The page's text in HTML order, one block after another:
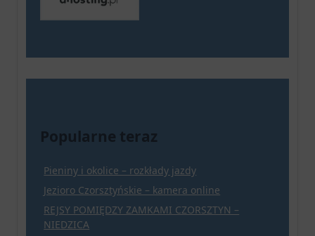
Popularne teraz
Pieniny i okolice – rozkłady jazdy
Jezioro Czorsztyńskie – kamera online
REJSY POMIĘDZY ZAMKAMI CZORSZTYN –
NIEDZICA